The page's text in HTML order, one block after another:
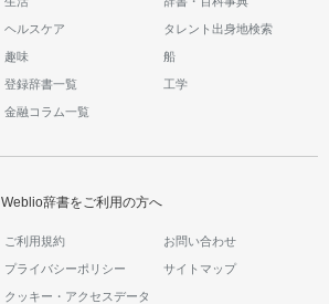
ヘルスケア タレント出身地検索
趣味 船
登録辞書一覧 工学
金融コラム一覧
Weblio辞書をご利用の方へ
ご利用規約 お問い合わせ
プライバシーポリシー サイトマップ
クッキー・アクセスデータ